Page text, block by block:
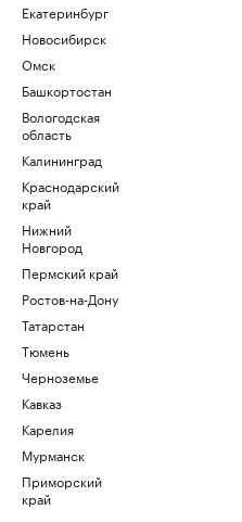
Екатеринбург
Новосибирск
Омск
Башкортостан
Вологодская
область
Калининград
Краснодарский
край
Нижний
Новгород
Пермский край
Ростов-на-Дону
Татарстан
Тюмень
Черноземье
Кавказ
Карелия
Мурманск
Приморский
край